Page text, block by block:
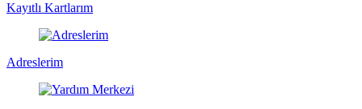
Kayıtlı Kartlarım
Adreslerim